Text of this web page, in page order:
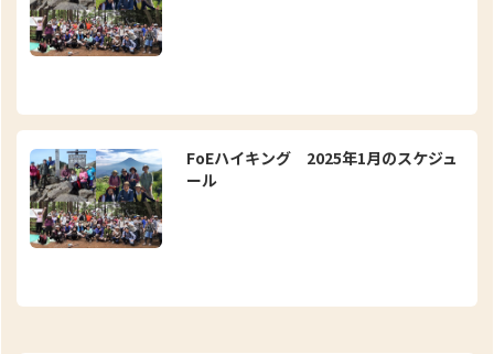
FoEハイキング 2025年1月のスケジュ
ール